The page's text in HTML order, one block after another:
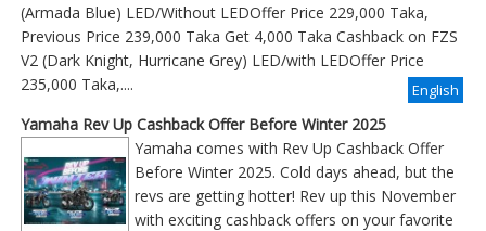
(Armada Blue) LED/Without LEDOffer Price 229,000 Taka,
Previous Price 239,000 Taka Get 4,000 Taka Cashback on FZS
V2 (Dark Knight, Hurricane Grey) LED/with LEDOffer Price
235,000 Taka,....
English
Yamaha Rev Up Cashback Offer Before Winter 2025
Yamaha comes with Rev Up Cashback Offer
Before Winter 2025. Cold days ahead, but the
revs are getting hotter! Rev up this November
with exciting cashback offers on your favorite